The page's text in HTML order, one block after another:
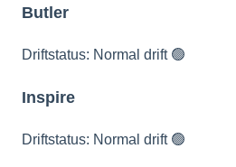
Butler
Driftstatus: Normal drift 🟢
Inspire
Driftstatus: Normal drift 🟢